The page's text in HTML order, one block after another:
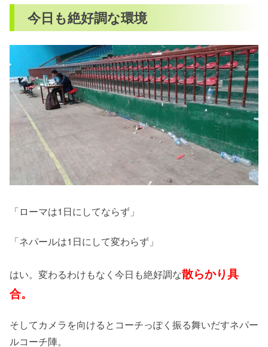
今日も絶好調な環境
「ローマは1日にしてならず」
「ネパールは1日にして変わらず」
はい。変わるわけもなく今日も絶好調な散らかり具
合。
そしてカメラを向けるとコーチっぽく振る舞いだすネパー
ルコーチ陣。